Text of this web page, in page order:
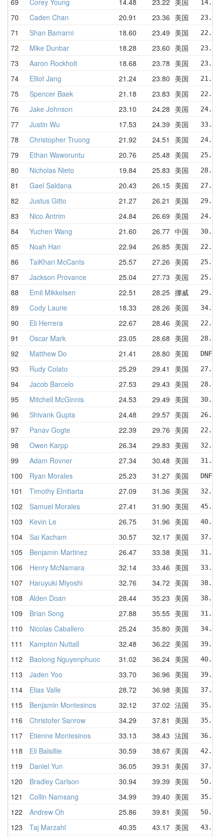
70 Caden Chan 20.91 23.36 美国
71 Shan Bamarni 18.60 23.49 美国
72 Mike Dunbar 18.28 23.60 美国
73 Aaron Rockholt 18.68 23.78 美国
74 Elliot Jang 21.24 23.80 美国
75 Spencer Baek 21.18 23.83 美国
76 Jake Johnson 23.10 24.28 美国
77 Justin Wu 17.53 24.39 美国
78 Christopher Truong 21.92 24.51 美国
79 Ethan Waworuntu 20.76 25.48 美国
80 Nicholas Nieto 19.84 25.83 美国
81 Gael Saldana 20.43 26.15 美国
82 Justus Gitto 21.27 26.21 美国
83 Nico Antrim 24.84 26.69 美国
84 Yuchen Wang 21.60 26.77 中国
85 Noah Han 22.94 26.85 美国
86 TaiKhari McCants 25.57 27.26 美国
87 Jackson Provance 25.04 27.73 美国
88 Emil Mikkelsen 22.51 28.25 挪威
89 Cody Laurie 18.33 28.26 美国
90 Eli Herrera 22.67 28.46 美国
91 Oscar Mark 23.05 28.68 美国
92 Matthew Do 21.41 28.80 美国
93 Rudy Colato 25.29 29.41 美国
94 Jacob Barcelo 27.53 29.43 美国
95 Mitchell McGinnis 24.53 29.49 美国
96 Shivank Gupta 24.48 29.57 美国
97 Panav Gogte 22.39 29.76 美国
98 Owen Karpp 26.34 29.83 美国
99 Adam Rovner 27.34 30.48 美国
100 Ryan Morales 25.23 31.27 美国
101 Timothy Elnitiarta 27.09 31.36 美国
102 Samuel Morales 27.41 31.90 美国
103 Kevin Le 26.75 31.96 美国
104 Sai Kacham 30.57 32.17 美国
105 Benjamin Martinez 26.47 33.38 美国
106 Henry McNamara 32.14 33.46 美国
107 Haruyuki Miyoshi 32.76 34.72 美国
108 Alden Doan 28.44 35.23 美国
109 Brian Song 27.88 35.55 美国
110 Nicolas Caballero 25.24 35.80 美国
111 Kampton Nuttall 32.48 36.22 美国
112 Baolong Nguyenphuoc 31.02 36.24 美国
113 Jaden Yoo 33.70 36.96 美国
114 Elias Valle 28.72 36.98 美国
115 Benjamin Montesinos 32.12 37.02 法国
116 Christofer Sanrow 34.29 37.81 美国
117 Etienne Montesinos 33.13 38.43 法国
118 Eli Balsillie 30.59 38.67 美国
119 Daniel Yun 36.05 39.31 美国
120 Bradley Carlson 30.94 39.39 美国
121 Collin Namsang 34.99 39.40 美国
122 Andrew Oh 25.86 39.81 美国
123 Taj Marzahl 40.35 43.17 美国